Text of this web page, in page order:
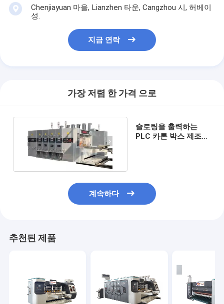
Chenjiayuan 마을, Lianzhen 타운, Cangzhou 시, 허베이
성.
지금 연락
가장 저렴 한 가격 으로
슬로팅을 출력하는
PLC 카톤 박스 제조기
계속하다
추천된 제품